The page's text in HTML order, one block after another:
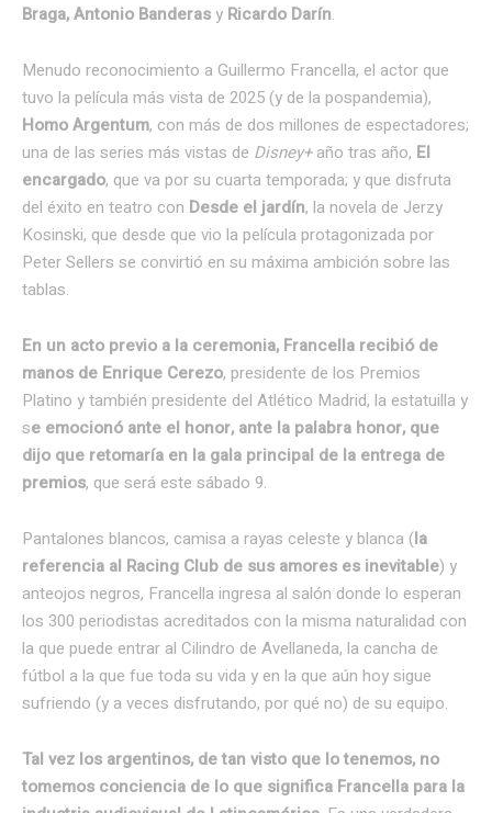
Braga, Antonio Banderasy Ricardo Darín.
Menudo reconocimiento a Guillermo Francella, el actor que
tuvo la película más vista de 2025 (y de la pospandemia),
Homo Argentum, con más de dos millones de espectadores;
una de las series más vistas de Disney+año tras año, El
encargado, que va por su cuarta temporada; y que disfruta
del éxito en teatro con Desde el jardín, la novela de Jerzy
Kosinski, que desde que vio la película protagonizada por
Peter Sellers se convirtió en su máxima ambición sobre las
tablas.
En un acto previo a la ceremonia, Francella recibió de
manos de Enrique Cerezo, presidente de los Premios
Platino y también presidente del Atlético Madrid, la estatuilla y
se emocionó ante el honor, ante la palabra honor, que
dijo que retomaría en la gala principal de la entrega de
premios, que será este sábado 9.
Pantalones blancos, camisa a rayas celeste y blanca (la
referencia al Racing Club de sus amores es inevitable) y
anteojos negros, Francella ingresa al salón donde lo esperan
los 300 periodistas acreditados con la misma naturalidad con
la que puede entrar al Cilindro de Avellaneda, la cancha de
fútbol a la que fue toda su vida y en la que aún hoy sigue
sufriendo (y a veces disfrutando, por qué no) de su equipo.
Tal vez los argentinos, de tan visto que lo tenemos, no
tomemos conciencia de lo que significa Francella para la